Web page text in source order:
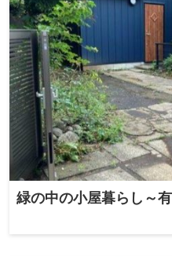
緑の中の小屋暮らし～